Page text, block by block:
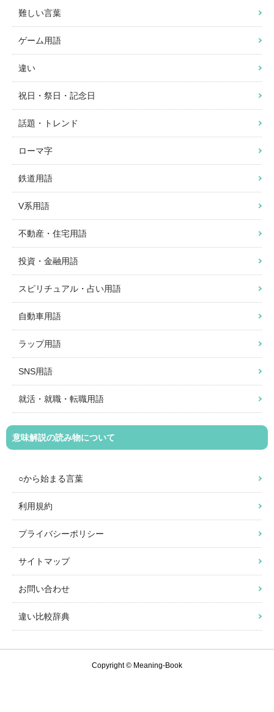
難しい言葉
ゲーム用語
違い
祝日・祭日・記念日
話題・トレンド
ローマ字
鉄道用語
V系用語
不動産・住宅用語
投資・金融用語
スピリチュアル・占い用語
自動車用語
ラップ用語
SNS用語
就活・就職・転職用語
意味解説の読み物について
○から始まる言葉
利用規約
プライバシーポリシー
サイトマップ
お問い合わせ
違い比較辞典
Copyright © Meaning-Book